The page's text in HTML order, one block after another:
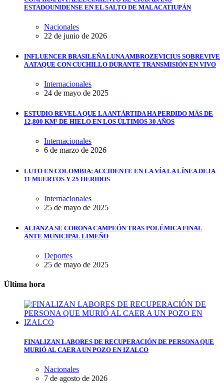
ESTADOUNIDENSE EN EL SALTO DE MALACATIUPÁN
Nacionales
22 de junio de 2026
INFLUENCER BRASILEÑA LUNA AMBROZEVICIUS SOBREVIVE
A ATAQUE CON CUCHILLO DURANTE TRANSMISIÓN EN VIVO
Internacionales
24 de mayo de 2025
ESTUDIO REVELA QUE LA ANTÁRTIDA HA PERDIDO MÁS DE
12,800 KM² DE HIELO EN LOS ÚLTIMOS 30 AÑOS
Internacionales
6 de marzo de 2026
LUTO EN COLOMBIA: ACCIDENTE EN LA VÍA LA LÍNEA DEJA
11 MUERTOS Y 25 HERIDOS
Internacionales
25 de mayo de 2025
ALIANZA SE CORONA CAMPEÓN TRAS POLÉMICA FINAL
ANTE MUNICIPAL LIMEÑO
Deportes
25 de mayo de 2025
Última hora
FINALIZAN LABORES DE RECUPERACIÓN DE PERSONA QUE
MURIÓ AL CAER A UN POZO EN IZALCO
Nacionales
7 de agosto de 2026